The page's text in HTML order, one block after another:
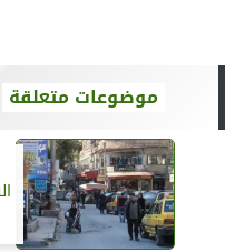
موضوعات متعلقة